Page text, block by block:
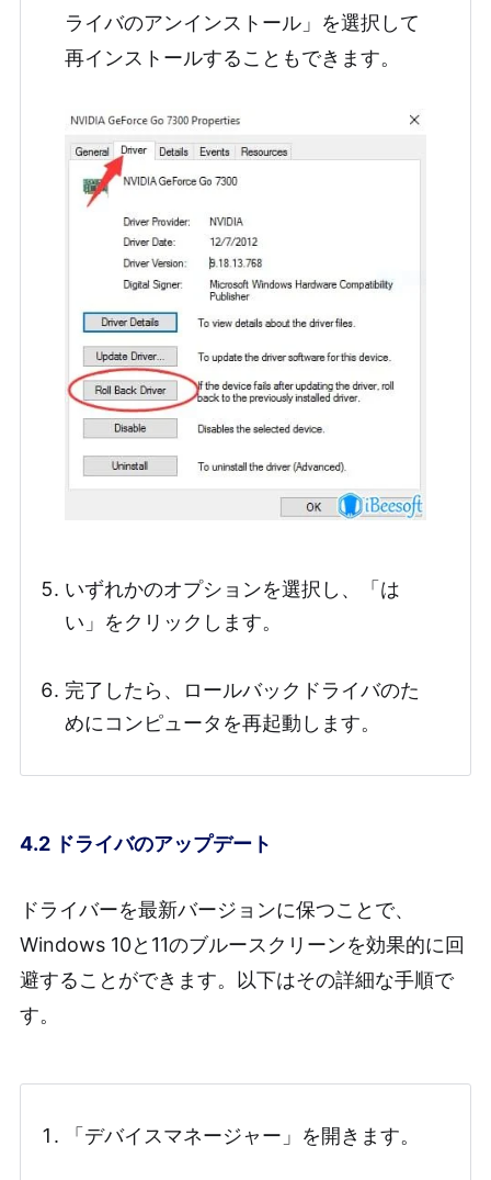
ライバのアンインストール」を選択して
再インストールすることもできます。
いずれかのオプションを選択し、「は
い」をクリックします。
完了したら、ロールバックドライバのた
めにコンピュータを再起動します。
4.2 ドライバのアップデート
ドライバーを最新バージョンに保つことで、
Windows 10と11のブルースクリーンを効果的に回
避することができます。以下はその詳細な手順で
す。
「デバイスマネージャー」を開きます。